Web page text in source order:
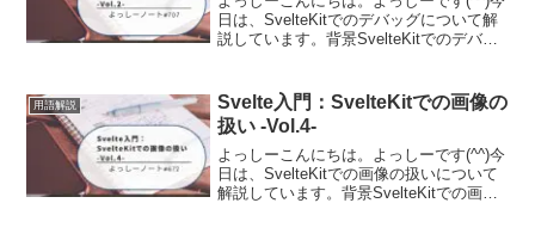
日は、SvelteKitでのデバッグについて解
説しています。背景SvelteKitでのデバッ
しました。Visual Studi...
用語解説
Svelte入門：SvelteKitでの画像の
扱い -Vol.4-
よっしーこんにちは。よっしーです(^^)今
日は、SvelteKitでの画像の扱いについて
解説しています。背景SvelteKitでの画像